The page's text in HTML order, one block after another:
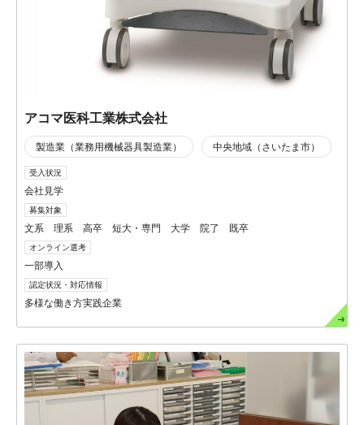
アコマ医科工業株式会社
製造業（業務用機械器具製造業） 中央地域（さいたま市）
受入状況
会社見学
募集対象
文系 理系 高卒 短大・専門 大学 院了 既卒
オンライン選考
一部導入
認定状況・対応情報
多様な働き方実践企業